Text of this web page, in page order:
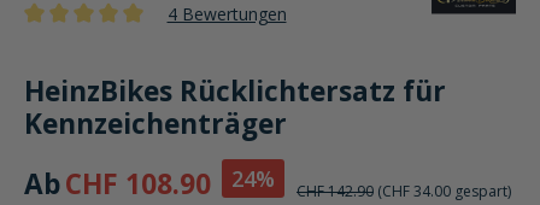
4 Bewertungen
HeinzBikes Rücklichtersatz für
Kennzeichenträger
AbCHF 108.90 24% CHF 142.90 (CHF 34.00 gespart)